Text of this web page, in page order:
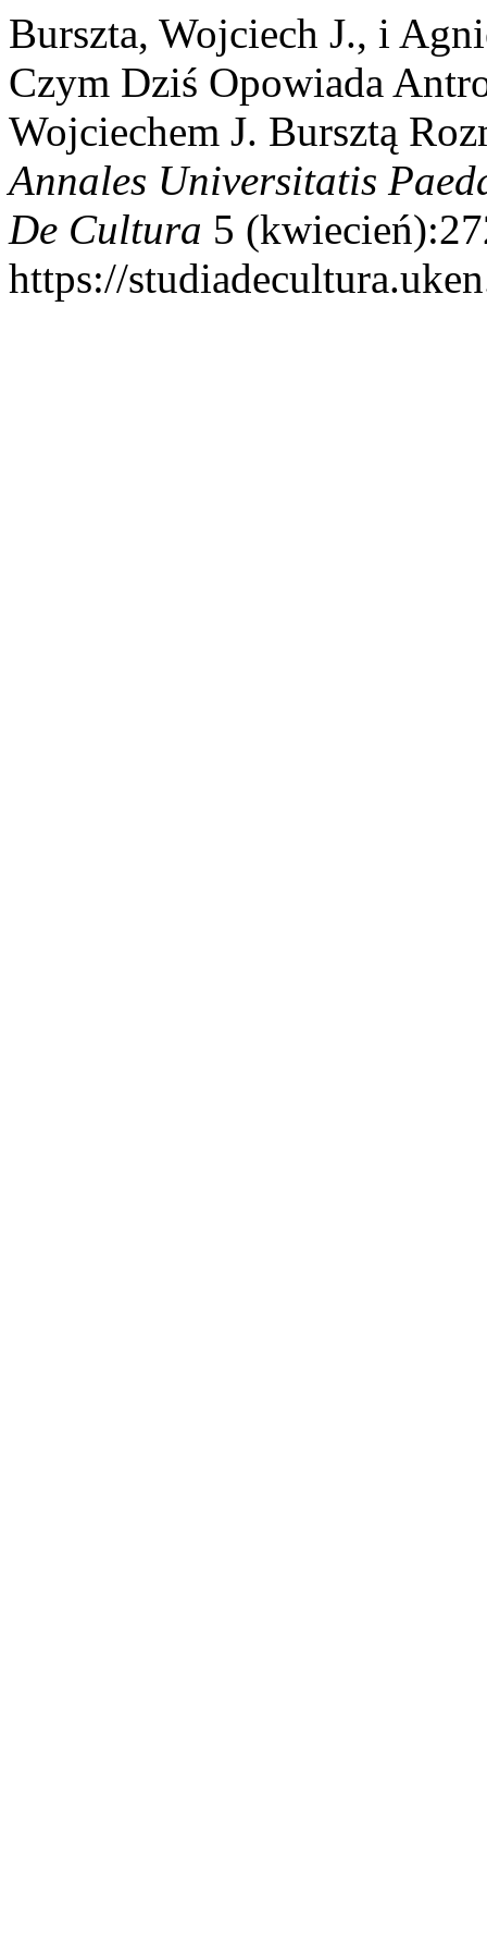
Burszta, Wojciech J., i
Czym Dziś Opowiada
Wojciechem J. Bursztą
Annales Universitatis
De Cultura 5
https://